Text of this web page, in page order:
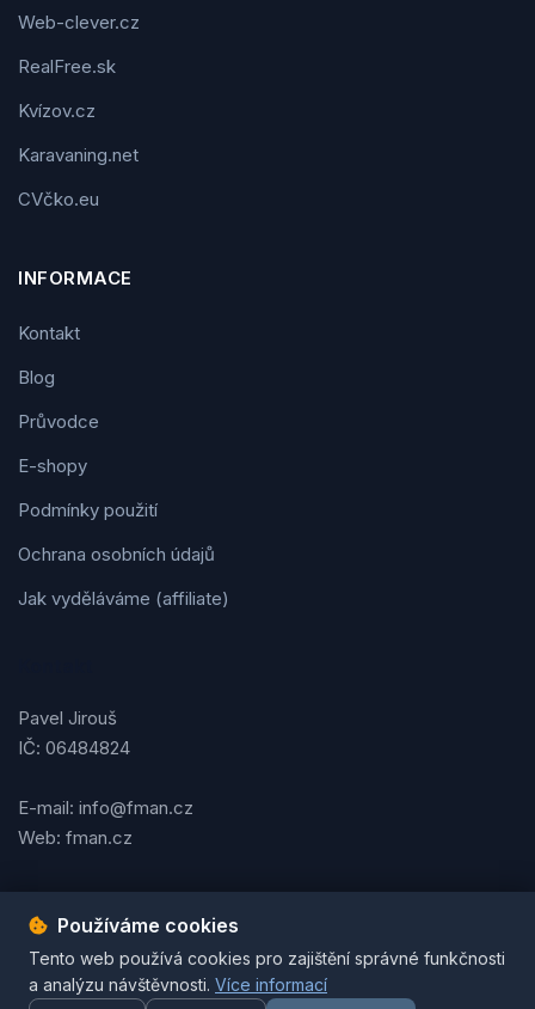
Web-clever.cz
RealFree.sk
Kvízov.cz
Karavaning.net
CVčko.eu
INFORMACE
Kontakt
Blog
Průvodce
E-shopy
Podmínky použití
Ochrana osobních údajů
Jak vyděláváme (affiliate)
Pavel Jirouš
IČ: 06484824
E-mail: info@fman.cz
Web: fman.cz
Podmínky použitíOchrana osobních údajůCookies
© 2026 FMAN.cz. Všechna práva vyhrazena. | Vytvořil
Používáme cookies
Tento web používá cookies pro zajištění správné funkčnosti
a analýzu návštěvnosti. Více informací